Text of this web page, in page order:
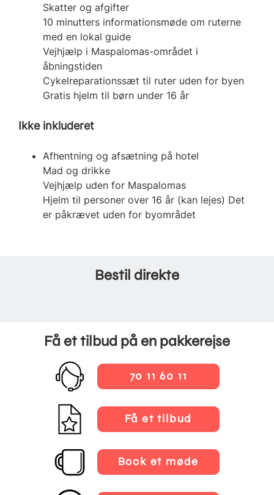
Skatter og afgifter
10 minutters informationsmøde om ruterne
med en lokal guide
Vejhjælp i Maspalomas-området i
åbningstiden
Cykelreparationssæt til ruter uden for byen
Gratis hjelm til børn under 16 år
Ikke inkluderet
Afhentning og afsætning på hotel
Mad og drikke
Vejhjælp uden for Maspalomas
Hjelm til personer over 16 år (kan lejes) Det
er påkrævet uden for byområdet
Bestil direkte
Få et tilbud på en pakkerejse
70 11 60 11
Få et tilbud
Book et møde